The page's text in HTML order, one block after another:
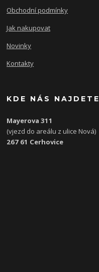
Obchodní podmínky
Jak nakupovat
Novinky
Kontakty
KDE NÁS NAJDETE
Mayerova 311
(vjezd do areálu z ulice Nová)
267 61 Cerhovice